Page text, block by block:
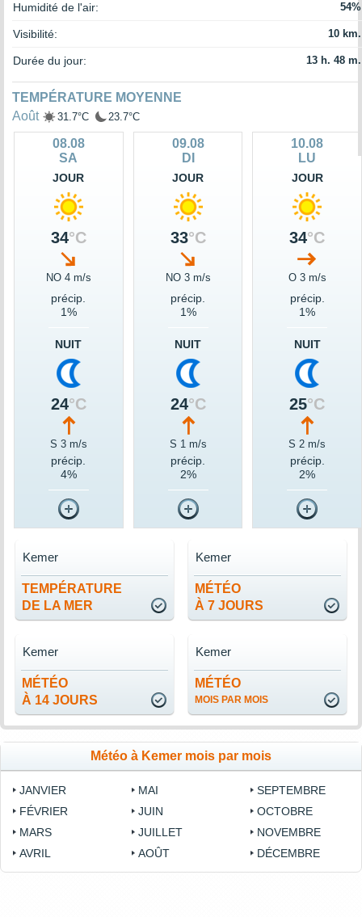
Humidité de l'air: 54%
Visibilité: 10 km.
Durée du jour: 13 h. 48 m.
TEMPÉRATURE MOYENNE
Août
31.7°C 23.7°C
08.08
SA
JOUR
34°C
NO 4 m/s
précip.
1%
NUIT
24°C
S 3 m/s
précip.
4%
09.08
DI
JOUR
33°C
NO 3 m/s
précip.
1%
NUIT
24°C
S 1 m/s
précip.
2%
10.08
LU
JOUR
34°C
O 3 m/s
précip.
1%
NUIT
25°C
S 2 m/s
précip.
2%
TEMPÉRATURE
DE LA MER
Kemer
MÉTÉO
À 7 JOURS
Kemer
MÉTÉO
À 14 JOURS
Kemer
MÉTÉO
MOIS PAR MOIS
Kemer
Météo à Kemer mois par mois
JANVIER
FÉVRIER
MARS
AVRIL
MAI
JUIN
JUILLET
AOÛT
SEPTEMBRE
OCTOBRE
NOVEMBRE
DÉCEMBRE